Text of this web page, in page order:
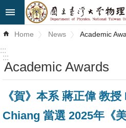
Skip to main content
Advanced
Search
News
About
Us
Home News Academic
:::
:::
Academic Awards
《賀》本系 蔣正偉 教
Chiang 當選 2025年《